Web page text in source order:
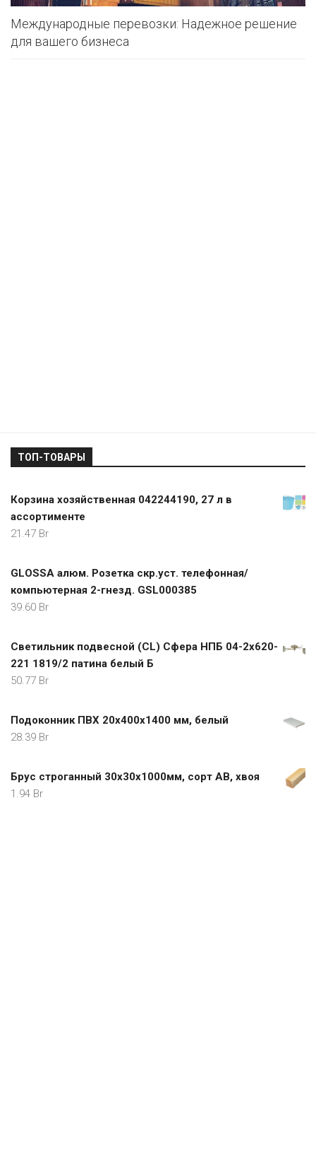
Международные перевозки: Надежное решение
для вашего бизнеса
ТОП-ТОВАРЫ
Корзина хозяйственная 042244190, 27 л в
ассортименте
21.47 Br
GLOSSA алюм. Розетка скр.уст. телефонная/
компьютерная 2-гнезд. GSL000385
39.60 Br
Светильник подвесной (CL) Сфера НПБ 04-2х620-
221 1819/2 патина белый Б
50.77 Br
Подоконник ПВХ 20х400х1400 мм, белый
28.39 Br
Брус строганный 30х30х1000мм, сорт АВ, хвоя
1.94 Br